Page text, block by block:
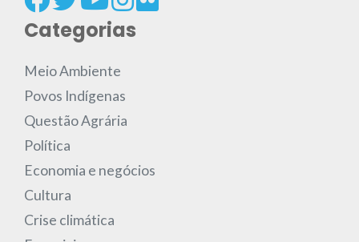
Categorias
Meio Ambiente
Povos Indígenas
Questão Agrária
Política
Economia e negócios
Cultura
Crise climática